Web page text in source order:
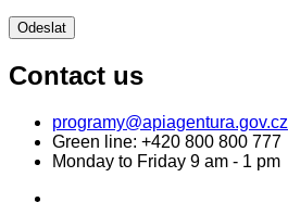
Contact us
programy@apiagentura.gov.cz
Green line: +420 800 800 777
Monday to Friday 9 am - 1 pm